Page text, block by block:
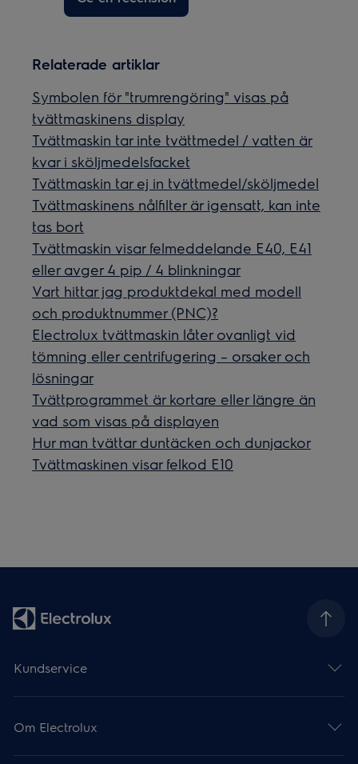
Relaterade artiklar
Symbolen för "trumrengöring" visas på
tvättmaskinens display
Tvättmaskin tar inte tvättmedel / vatten är
kvar i sköljmedelsfacket
Tvättmaskin tar ej in tvättmedel/sköljmedel
Tvättmaskinens nålfilter är igensatt, kan inte
tas bort
Tvättmaskin visar felmeddelande E40, E41
eller avger 4 pip / 4 blinkningar
Vart hittar jag produktdekal med modell
och produktnummer (PNC)?
Electrolux tvättmaskin låter ovanligt vid
tömning eller centrifugering – orsaker och
lösningar
Tvättprogrammet är kortare eller längre än
vad som visas på displayen
Hur man tvättar duntäcken och dunjackor
Tvättmaskinen visar felkod E10
Kundservice
Om Electrolux